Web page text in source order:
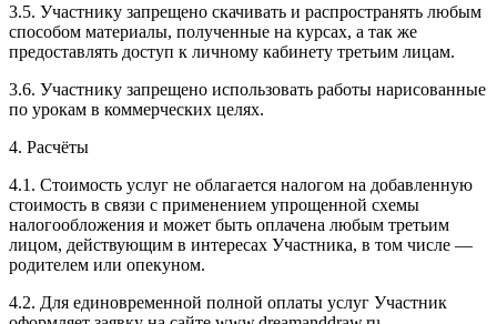
3.5. Участнику запрещено скачивать и распространять любым
способом материалы, полученные на курсах, а так же
предоставлять доступ к личному кабинету третьим лицам.
3.6. Участнику запрещено использовать работы нарисованные
по урокам в коммерческих целях.
4. Расчёты
4.1. Cтоимость услуг не облагается налогом на добавленную
стоимость в связи с применением упрощенной схемы
налогообложения и может быть оплачена любым третьим
лицом, действующим в интересах Участника, в том числе —
родителем или опекуном.
4.2. Для единовременной полной оплаты услуг Участник